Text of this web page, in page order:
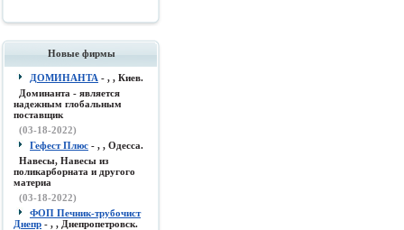
Новые фирмы
ДОМИНАНТА - , , Киев.
Доминанта - является
надежным глобальным
поставщик
(03-18-2022)
Гефест Плюс - , , Одесса.
Навесы, Навесы из
поликарборната и другого
материа
(03-18-2022)
ФОП Печник-трубочист
Днепр - , , Днепропетровск.